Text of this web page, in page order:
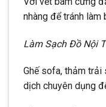
nhàng để tránh làm
Làm Sạch Đồ Nội
Ghế sofa, thảm trải
dịch chuyên dụng